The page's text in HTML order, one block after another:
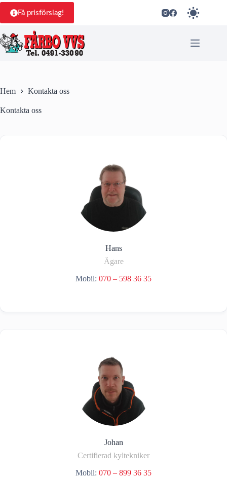
Hoppa
innehåll
Få prisförslag!
Hem Kontakta oss
Kontakta oss
Hans
Ägare
Mobil: 070 – 598 36 35
Johan
Certifierad kyltekniker
Mobil: 070 – 899 36 35